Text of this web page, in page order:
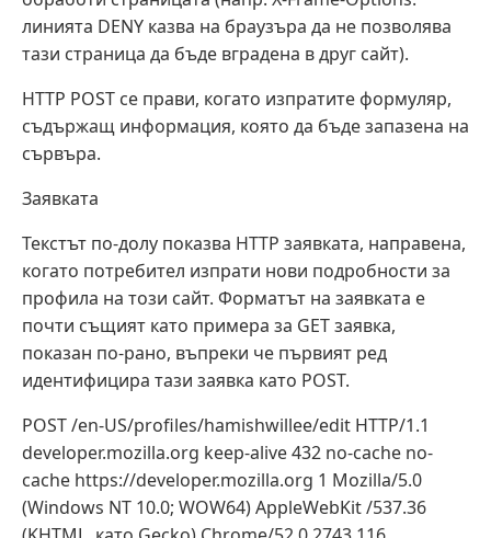
линията DENY казва на браузъра да не позволява
тази страница да бъде вградена в друг сайт).
HTTP POST се прави, когато изпратите формуляр,
съдържащ информация, която да бъде запазена на
сървъра.
Заявката
Текстът по-долу показва HTTP заявката, направена,
когато потребител изпрати нови подробности за
профила на този сайт. Форматът на заявката е
почти същият като примера за GET заявка,
показан по-рано, въпреки че първият ред
идентифицира тази заявка като POST.
POST /en-US/profiles/hamishwillee/edit HTTP/1.1
developer.mozilla.org keep-alive 432 no-cache no-
cache https://developer.mozilla.org 1 Mozilla/5.0
(Windows NT 10.0; WOW64) AppleWebKit /537.36